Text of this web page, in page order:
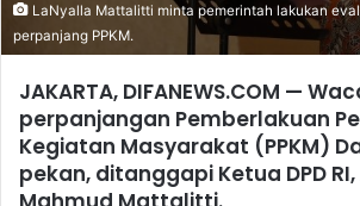
LaNyalla Mattalitti minta pemerintah lakukan
perpanjang PPKM.
JAKARTA, DIFANEWS.COM —
perpanjangan Pemberlakuan
Kegiatan Masyarakat (PPKM)
pekan, ditanggapi Ketua DPD